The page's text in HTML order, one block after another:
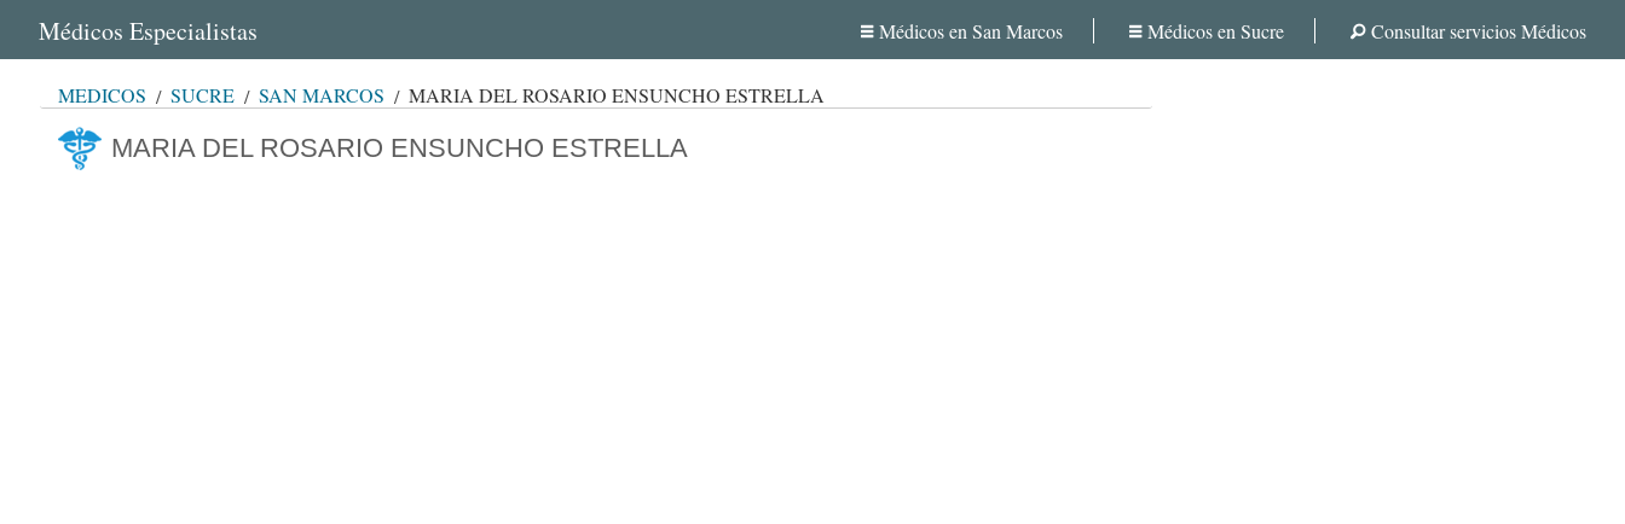
Médicos Especialistas Médicos en San Marcos Médicos en Sucre Consultar servicios Médicos
MÉDICOS SUCRE SAN MARCOS MARIA DEL ROSARIO ENSUNCHO ESTRELLA
MARIA DEL ROSARIO ENSUNCHO ESTRELLA